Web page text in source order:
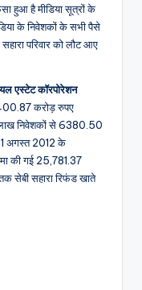
हुआ है मीडिया सूत्रों के
के निवेशकों के सभी पैसे
परिवार को लौट आए
एस्टेट कॉरपोरेशन
करोड़ रुपए
लाख निवेशकों से 6380.50
अगस्त 2012 के
की गई 25,781.37
सेबी सहारा रिफंड खाते